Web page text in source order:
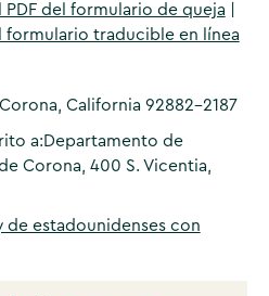
PDF del formulario de queja
formulario traducible en línea
California 92882-2187
a:Departamento de
Corona, 400 S. Vicentia,
de estadounidenses con